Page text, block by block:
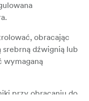
obracając
srebrną dźwignią lub
wymaganą
przy obracaniu do